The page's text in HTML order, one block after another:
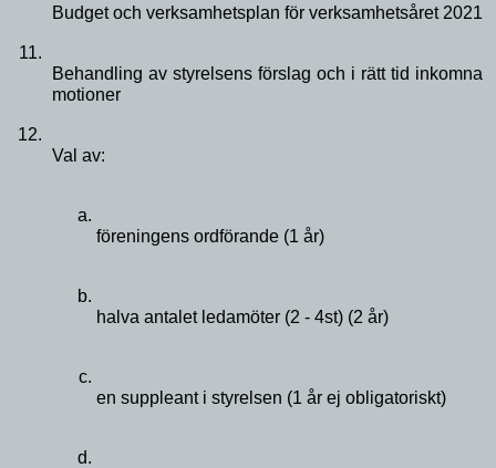
Budget och verksamhetsplan för verksamhetsåret 2021
Behandling av styrelsens förslag och i rätt tid inkomna
motioner
Val av:
föreningens ordförande (1 år)
halva antalet ledamöter (2 - 4st) (2 år)
en suppleant i styrelsen (1 år ej obligatoriskt)